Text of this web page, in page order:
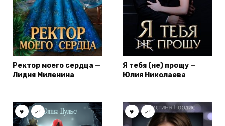
Ректор моего сердца —
Лидия Миленина
Я тебя (не) прощу —
Юлия Николаева